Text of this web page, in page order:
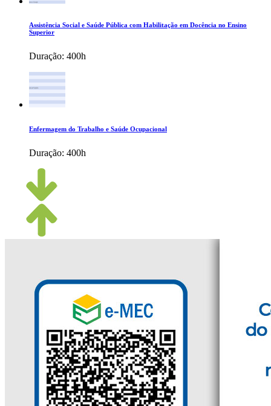
Assistência Social e Saúde Pública com Habilitação em Docência no Ensino
Superior
Duração: 400h
Enfermagem do Trabalho e Saúde Ocupacional
Duração: 400h